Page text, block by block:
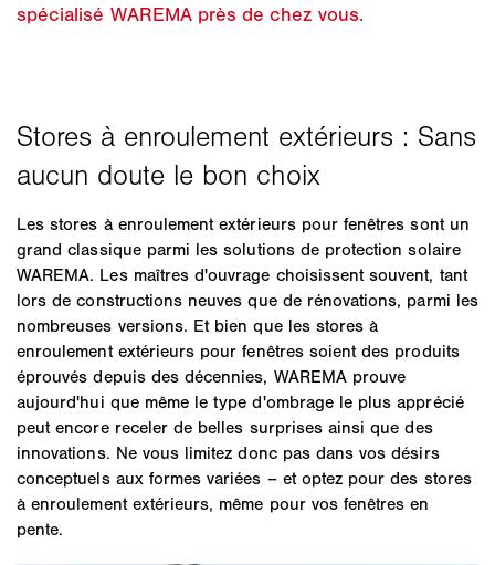
spécialisé WAREMA près de chez vous.
Les stores à enroulement extérieurs pour fenêtres sont un
grand classique parmi les solutions de protection solaire
WAREMA. Les maîtres d'ouvrage choisissent souvent, tant
lors de constructions neuves que de rénovations, parmi les
nombreuses versions. Et bien que les stores à
enroulement extérieurs pour fenêtres soient des produits
éprouvés depuis des décennies, WAREMA prouve
aujourd'hui que même le type d'ombrage le plus apprécié
peut encore receler de belles surprises ainsi que des
innovations. Ne vous limitez donc pas dans vos désirs
conceptuels aux formes variées – et optez pour des stores
à enroulement extérieurs, même pour vos fenêtres en
pente.